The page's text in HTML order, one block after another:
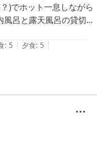
)でホット一息しながら
呂と露天風呂の貸切予
った瞬間、とってもい
息子も大満足。
丁度良かった！夕食の
ルフ)も美味しかったで
り撫でてくれたり、とっ
ト用バス使用可。(裏が
宿でした。
: 5 | 夕食: 5 |